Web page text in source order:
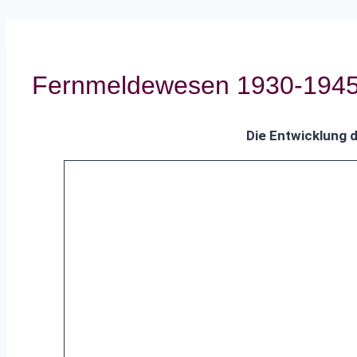
Fernmeldewesen 1930-
Die Entwicklung